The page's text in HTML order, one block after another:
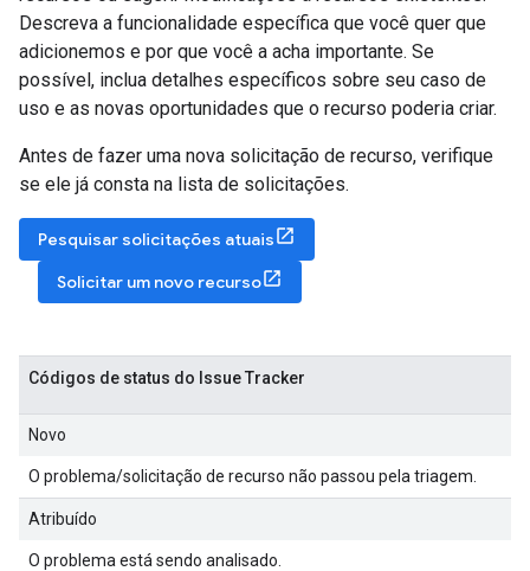
Descreva a funcionalidade específica que você quer que
adicionemos e por que você a acha importante. Se
possível, inclua detalhes específicos sobre seu caso de
uso e as novas oportunidades que o recurso poderia criar.
Antes de fazer uma nova solicitação de recurso, verifique
se ele já consta na lista de solicitações.
Pesquisar solicitações atuais
Solicitar um novo recurso
Códigos de status do Issue Tracker
Novo
O problema/solicitação de recurso não passou pela triagem.
Atribuído
O problema está sendo analisado.